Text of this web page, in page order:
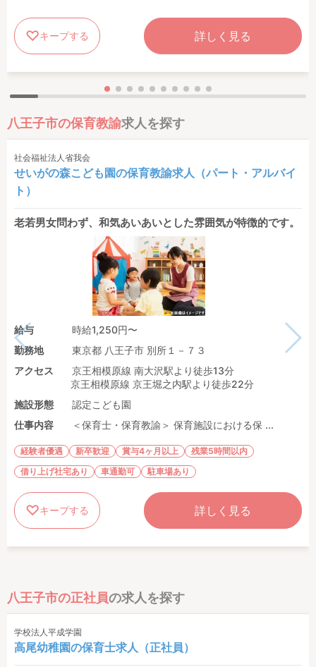
キープする 詳しく見る
八王子市の保育教諭求人を探す
社会福祉法人省我会
せいがの森こども園の保育教諭求人（パート・アルバイ
ト）
老若男女問わず、和気あいあいとした雰囲気が特徴的です。
給与
時給1,250円〜
勤務地
東京都 八王子市 別所１－７３
アクセス
京王相模原線 南大沢駅より徒歩13分
京王相模原線 京王堀之内駅より徒歩22分
施設形態
認定こども園
仕事内容
＜保育士・保育教諭＞ 保育施設における保 ...
経験者優遇 新卒歓迎 賞与4ヶ月以上
残業5時間以内
借り上げ社宅あり
車通勤可 駐車場あり
キープする 詳しく見る
八王子市の正社員の求人を探す
学校法人平成学園
高尾幼稚園の保育士求人（正社員）